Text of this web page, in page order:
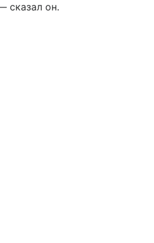
сказал он.